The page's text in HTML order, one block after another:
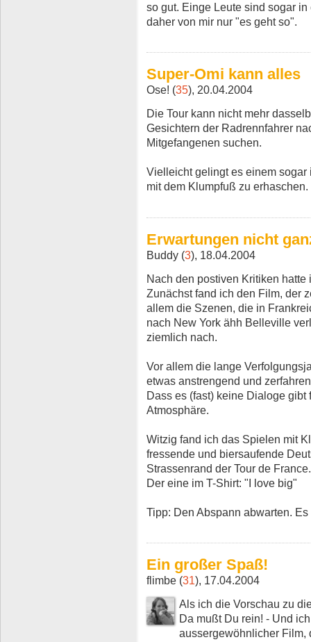
so gut. Einge Leute sind sogar
daher von mir nur "es geht so".
Super-Omi kann alles
Ose! (35), 20.04.2004
Die Tour kann nicht mehr
Gesichtern der Radrennfahrer
Mitgefangenen suchen.
Vielleicht gelingt es einem
mit dem Klumpfuß zu erhaschen.
Erwartungen nicht
Buddy (3), 18.04.2004
Nach den postiven Kritiken
Zunächst fand ich den Film, der
allem die Szenen, die in
nach New York ähh Belleville
ziemlich nach.
Vor allem die lange
etwas anstrengend und
Dass es (fast) keine Dialoge
Atmosphäre.
Witzig fand ich das Spielen mit
fressende und biersaufende
Strassenrand der Tour de
Der eine im T-Shirt: "I love big"
Tipp: Den Abspann abwarten.
Ein großer Spaß!
flimbe (31), 17.04.2004
Als ich die Vorschau zu
Da mußt Du rein! - Und
aussergewöhnlicher Film,